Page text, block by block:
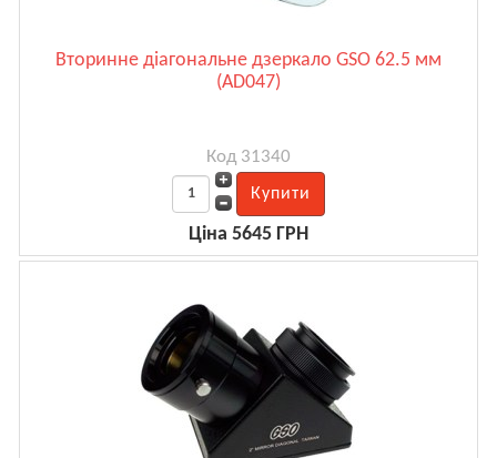
Вторинне діагональне дзеркало GSO 62.5 мм
(AD047)
Код 31340
Ціна 5645 ГРН